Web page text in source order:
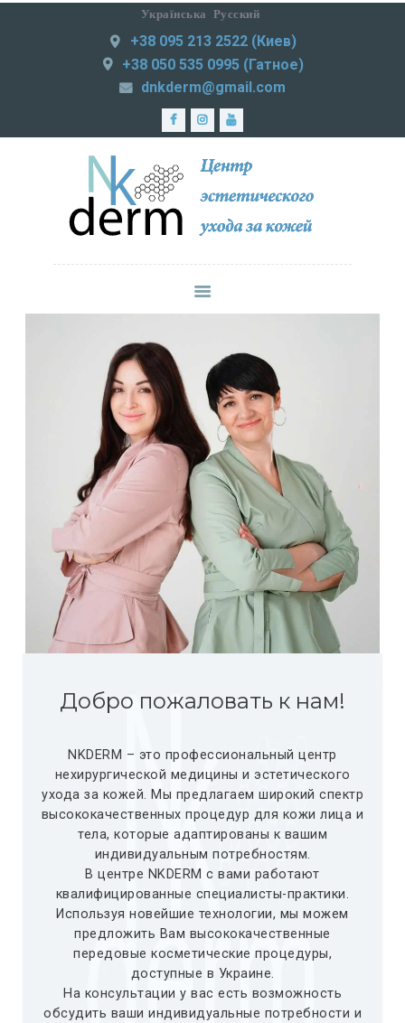
Українська Русский
+38 095 213 2522 (Киев)
+38 050 535 0995 (Гатное)
dnkderm@gmail.com
NKDERM
Центр эстетического ухода за кожей
ЛАЗЕРНАЯ
ЭПИЛЯЦИЯ
МЕДИЦИНСКАЯ
ПРАКТИКА
ИНЪЕКЦИОННАЯ
СМАС-ЛИФТИНГ
УХОД ЗА КОЖЕЙ
ЦЕНЫ
АКЦИИ
ФОТО ДО-ПОСЛЕ
ОТЗЫВЫ
КОНТАКТЫ
Добро пожаловать к нам!
NKDERM – это профессиональный центр
нехирургической медицины и эстетического
ухода за кожей. Мы предлагаем широкий спектр
высококачественных процедур для кожи лица и
тела, которые адаптированы к вашим
индивидуальным потребностям.
В центре NKDERM с вами работают
квалифицированные специалисты-практики.
Используя новейшие технологии, мы можем
предложить Вам высококачественные
передовые косметические процедуры,
доступные в Украине.
На консультации у вас есть возможность
обсудить ваши индивидуальные потребности и